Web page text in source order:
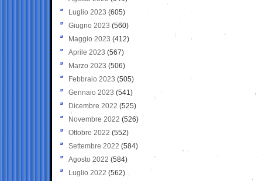
Luglio 2023 (605)
Giugno 2023 (560)
Maggio 2023 (412)
Aprile 2023 (567)
Marzo 2023 (506)
Febbraio 2023 (505)
Gennaio 2023 (541)
Dicembre 2022 (525)
Novembre 2022 (526)
Ottobre 2022 (552)
Settembre 2022 (584)
Agosto 2022 (584)
Luglio 2022 (562)